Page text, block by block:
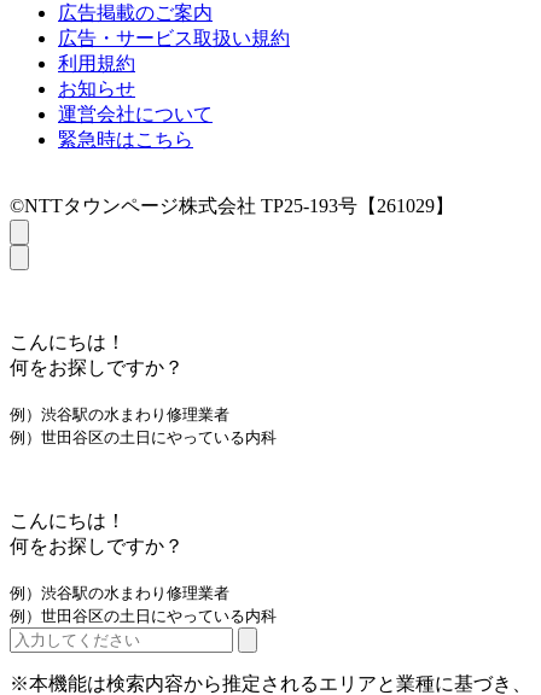
広告掲載のご案内
広告・サービス取扱い規約
利用規約
お知らせ
運営会社について
緊急時はこちら
©NTTタウンページ株式会社 TP25-193号【261029】
こんにちは！
何をお探しですか？
例）渋谷駅の水まわり修理業者
例）世田谷区の土日にやっている内科
こんにちは！
何をお探しですか？
例）渋谷駅の水まわり修理業者
例）世田谷区の土日にやっている内科
※本機能は検索内容から推定されるエリアと業種に基づき、